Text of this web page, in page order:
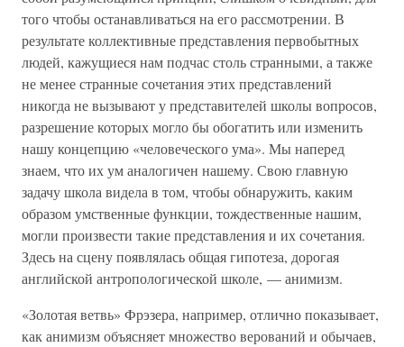
того чтобы останавливаться на его рассмотрении. В
результате коллективные представления первобытных
людей, кажущиеся нам подчас столь странными, а также
не менее странные сочетания этих представлений
никогда не вызывают у представителей школы вопросов,
разрешение которых могло бы обогатить или изменить
нашу концепцию «человеческого ума». Мы наперед
знаем, что их ум аналогичен нашему. Свою главную
задачу школа видела в том, чтобы обнаружить, каким
образом умственные функции, тождественные нашим,
могли произвести такие представления и их сочетания.
Здесь на сцену появлялась общая гипотеза, дорогая
английской антропологической школе, — анимизм.
«Золотая ветвь» Фрэзера, например, отлично показывает,
как анимизм объясняет множество верований и обычаев,